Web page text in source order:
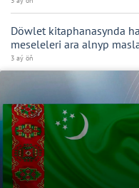
Döwlet kitaphanasynda
meseleleri ara alnyp
3 aý öň